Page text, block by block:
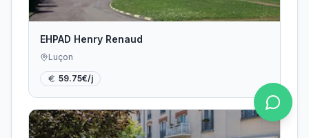
EHPAD Henry Renaud
Luçon
59.75€/j